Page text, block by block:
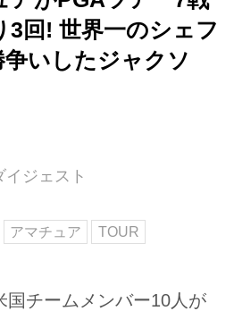
3回! 世界一のシェフ
いしたジャクソ
ジェスト
アマチュア TOUR
国チームメンバー10人が